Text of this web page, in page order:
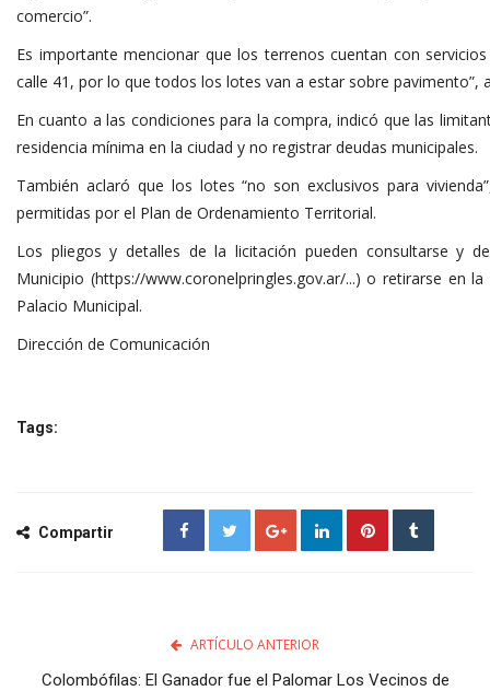
comercio”.
Es importante mencionar que los terrenos cuentan con
calle 41, por lo que todos los lotes van a estar sobre pavimento”,
En cuanto a las condiciones para la compra, indicó que las
residencia mínima en la ciudad y no registrar deudas municipales.
También aclaró que los lotes “no son exclusivos para
permitidas por el Plan de Ordenamiento Territorial.
Los pliegos y detalles de la licitación pueden consultarse y
Municipio (https://www.coronelpringles.gov.ar/...) o retirarse en
Palacio Municipal.
Dirección de Comunicación
Tags:
Compartir
ARTÍCULO ANTERIOR
Colombófilas: El Ganador fue el Palomar Los Vecinos de